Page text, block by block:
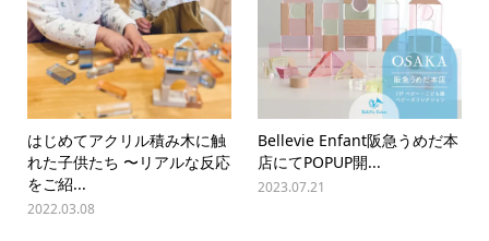
はじめてアクリル積み木に触
れた子供たち 〜リアルな反応
をご紹...
2022.03.08
Bellevie Enfant阪急うめだ本
店にてPOPUP開...
2023.07.21